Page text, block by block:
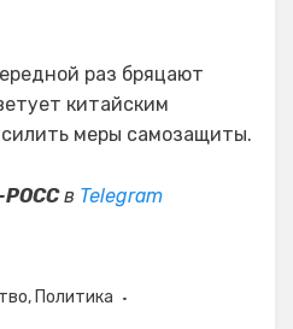
раз бряцают
китайским
меры самозащиты.
в Telegram
, Политика